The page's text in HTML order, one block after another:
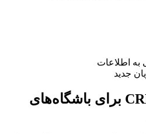
اطلاعات
جدید
مزایای نرم افزار CRM برای باشگاه‌های